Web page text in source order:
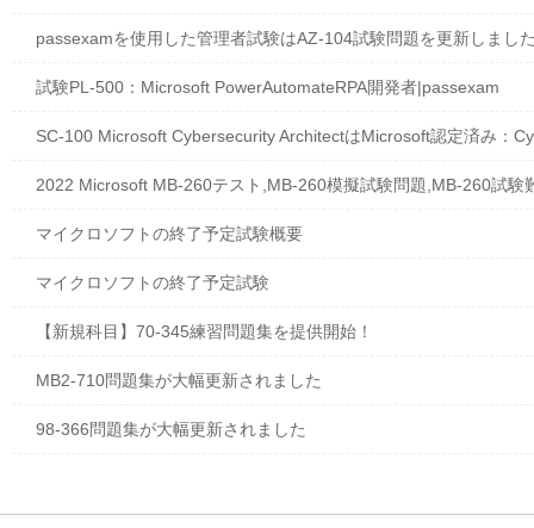
passexamを使用した管理者試験はAZ-104試験問題を更新しまし
試験PL-500：Microsoft PowerAutomateRPA開発者|passexam
SC-100 Microsoft Cyber​​security ArchitectはMicrosoft認定済み：
2022 Microsoft MB-260テスト,MB-260模擬試験問題,MB-260試
マイクロソフトの終了予定試験概要
マイクロソフトの終了予定試験
【新規科目】70-345練習問題集を提供開始！
MB2-710問題集が大幅更新されました
98-366問題集が大幅更新されました